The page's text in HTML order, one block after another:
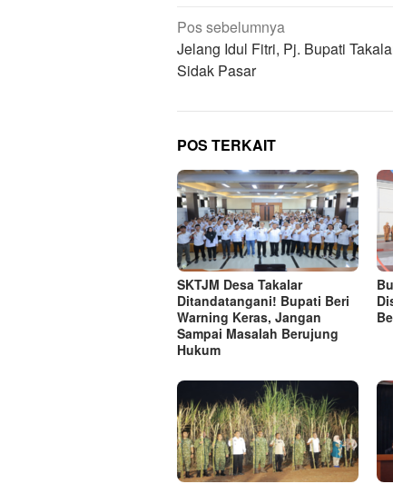
Navigasi
pos
Pos sebelumnya
Jelang Idul Fitri, Pj. Bupati
Sidak Pasar
POS TERKAIT
SKTJM Desa Takalar
Ditandatangani! Bupati Beri
Warning Keras, Jangan
Sampai Masalah Berujung
Hukum